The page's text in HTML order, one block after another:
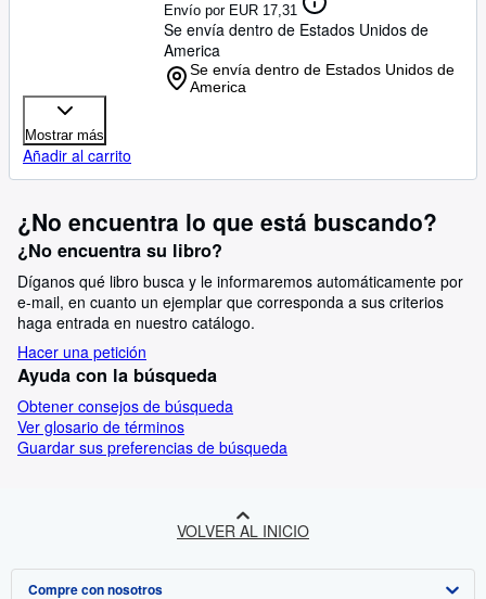
Envío por EUR 17,31
Se envía dentro de Estados Unidos de
America
Se envía dentro de Estados Unidos de
America
Mostrar más
Añadir al carrito
¿No encuentra lo que está buscando?
¿No encuentra su libro?
Díganos qué libro busca y le informaremos automáticamente por
e-mail, en cuanto un ejemplar que corresponda a sus criterios
haga entrada en nuestro catálogo.
Hacer una petición
Ayuda con la búsqueda
Obtener consejos de búsqueda
Ver glosario de términos
Guardar sus preferencias de búsqueda
VOLVER AL INICIO
Compre con nosotros